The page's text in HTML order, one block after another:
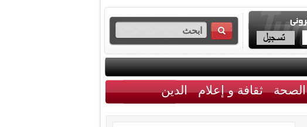
الصحة ثقافة و إعلام الدين